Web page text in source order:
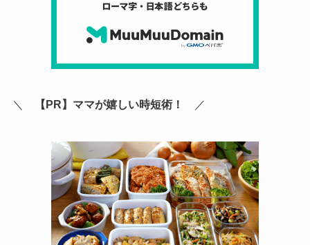
＼ 【PR】ママが嬉しい時短術！ ／